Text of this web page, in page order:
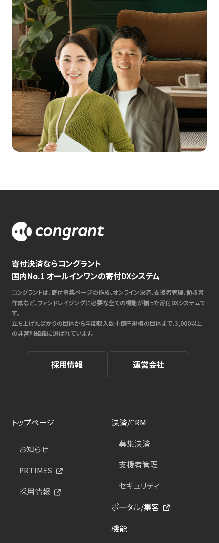
寄付決済ならコングラント
国内No.1 オールインワンの寄付DXシステム
コングラントは、寄付募集ページの作成、オンライン決済、支援者管理、領収書
作成など、ファンドレイジングに必要な全ての機能が揃った寄付DXシステムで
す。
立ち上げたばかりの団体から年間収入数十億円規模の団体まで、3,000以上
の非営利組織に選ばれています。
採用情報 運営会社
トップページ
お知らせ
PRTIMES
採用情報
決済/CRM
募集決済
支援者管理
セキュリティ
ポータル/集客
機能